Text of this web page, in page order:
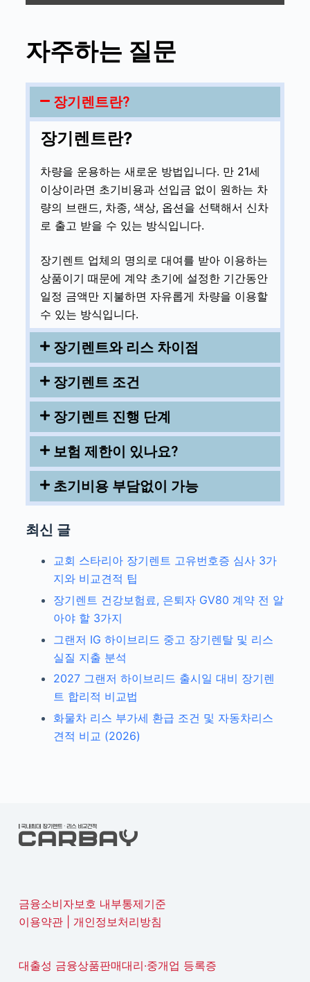
자주하는 질문
장기렌트란?
장기렌트란?
차량을 운용하는 새로운 방법입니다. 만 21세
이상이라면 초기비용과 선입금 없이 원하는 차
량의 브랜드, 차종, 색상, 옵션을 선택해서 신차
로 출고 받을 수 있는 방식입니다.
장기렌트 업체의 명의로 대여를 받아 이용하는
상품이기 때문에 계약 초기에 설정한 기간동안
일정 금액만 지불하면 자유롭게 차량을 이용할
수 있는 방식입니다.
장기렌트와 리스 차이점
장기렌트 조건
장기렌트 진행 단계
보험 제한이 있나요?
초기비용 부담없이 가능
최신 글
교회 스타리아 장기렌트 고유번호증 심사 3가
지와 비교견적 팁
장기렌트 건강보험료, 은퇴자 GV80 계약 전 알
아야 할 3가지
그랜저 IG 하이브리드 중고 장기렌탈 및 리스
실질 지출 분석
2027 그랜저 하이브리드 출시일 대비 장기렌
트 합리적 비교법
화물차 리스 부가세 환급 조건 및 자동차리스
견적 비교 (2026)
금융소비자보호 내부통제기준
이용약관| 개인정보처리방침
대출성 금융상품판매대리·중개업 등록증